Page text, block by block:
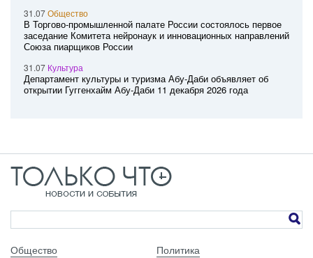
31.07Общество
В Торгово-промышленной палате России состоялось первое
заседание Комитета нейронаук и инновационных направлений
Союза пиарщиков России
31.07 Культура
Департамент культуры и туризма Абу-Даби объявляет об
открытии Гуггенхайм Абу-Даби 11 декабря 2026 года
Общество Политика